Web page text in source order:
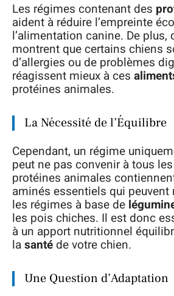
Les régimes contenant des
aident à réduire l’empreinte
l’alimentation canine. De plus,
montrent que certains chiens
d’allergies ou de problèmes
réagissent mieux à ces
protéines animales.
La Nécessité de l’Équilibre
Cependant, un régime
peut ne pas convenir à tous
protéines animales
aminés essentiels qui peuvent
les régimes à base de
les pois chiches. Il est donc
à un apport nutritionnel
lasanté de votre chien.
Une Question d’Adaptation